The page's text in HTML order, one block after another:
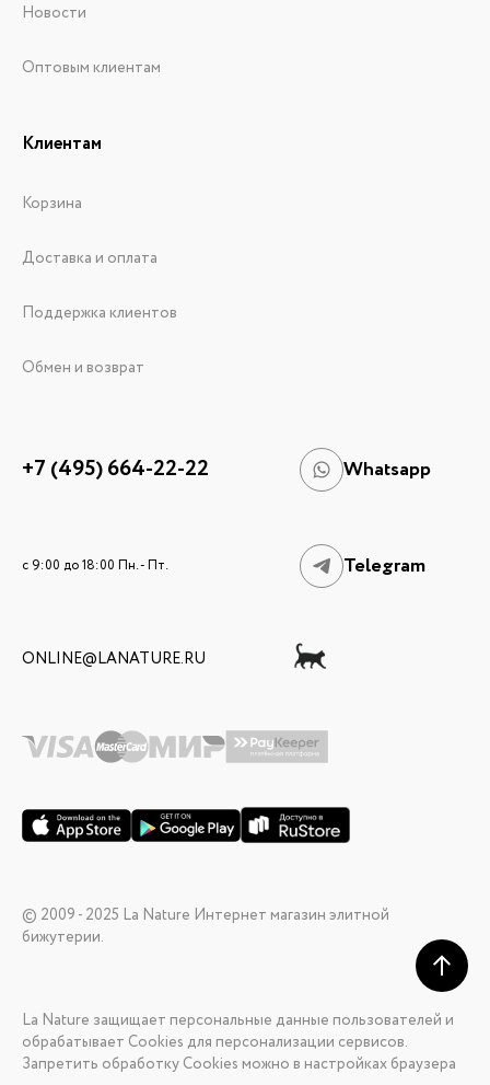
Новости
Оптовым клиентам
Клиентам
Корзина
Доставка и оплата
Поддержка клиентов
Обмен и возврат
+7 (495) 664-22-22 Whatsapp
c 9:00 до 18:00 Пн. - Пт. Telegram
ONLINE@LANATURE.RU
© 2009 - 2025 La Nature Интернет магазин элитной
бижутерии.
La Nature защищает персональные данные пользователей и
обрабатывает Cookies для персонализации сервисов.
Запретить обработку Cookies можно в настройках браузера